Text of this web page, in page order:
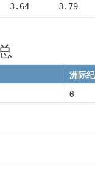
3.64      3.79
洲际
6